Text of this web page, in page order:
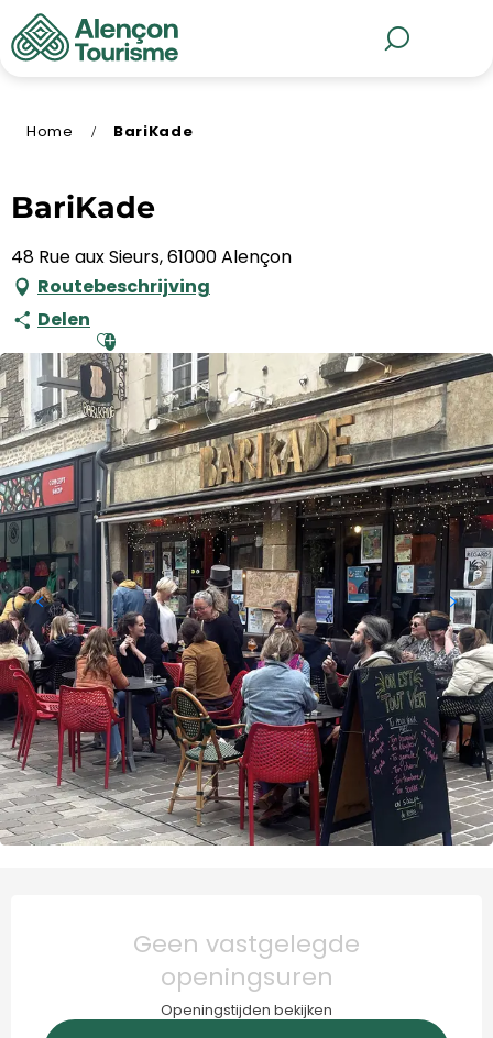
Aller
au
contenu
Home BariKade
BariKade
48 Rue aux Sieurs, 61000 Alençon
Routebeschrijving
Delen Ajouter aux favoris
Geen vastgelegde
openingsuren
Openingstijden bekijken